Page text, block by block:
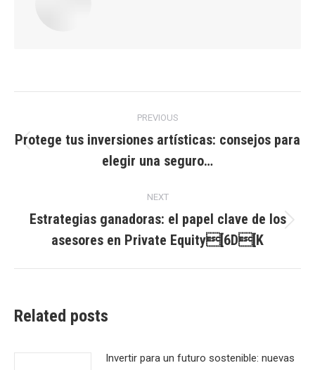
navigation
PREVIOUS
post:
Protege tus inversiones artísticas: consejos para
elegir una seguro…
NEXT
post:
Estrategias ganadoras: el papel clave de los
asesores en Private Equity[6D[K
Related posts
Invertir para un futuro sostenible: nuevas